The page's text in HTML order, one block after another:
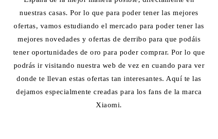
nuestras casas. Por lo que para poder tener las mejores
ofertas, vamos estudiando el mercado para poder tener las
mejores novedades y ofertas de derribo para que podáis
tener oportunidades de oro para poder comprar. Por lo que
podrás ir visitando nuestra web de vez en cuando para ver
donde te llevan estas ofertas tan interesantes. Aquí te las
dejamos especialmente creadas para los fans de la marca
Xiaomi.